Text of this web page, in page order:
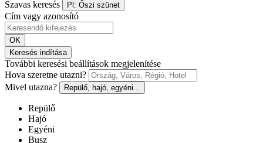
Szavas keresés Pl: Őszi szünet
Cím vagy azonosító
OK
Keresés indítása
További keresési beállítások megjelenítése
Hova szeretne utazni?
Mivel utazna?
Repülő, hajó, egyéni...
Repülő
Hajó
Egyéni
Busz